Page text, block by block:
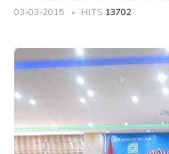
03-03-2015 HITS 13702